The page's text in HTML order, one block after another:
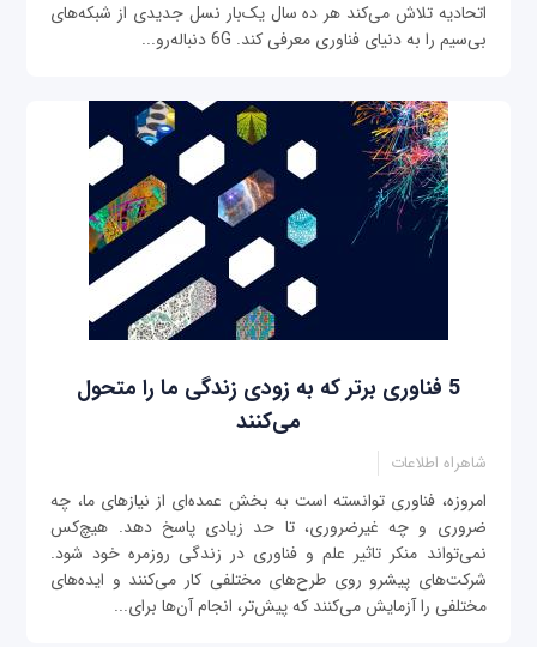
اتحادیه تلاش می‌کند هر ده سال یک‌بار نسل جدیدی از شبکه‌های
بی‌سیم را به دنیای فناوری معرفی کند. 6G دنباله‌رو...
5 فناوری برتر که به زودی زندگی ما را متحول
می‌کنند
شاهراه اطلاعات
امروزه، فناوری‌ توانسته است به بخش عمده‌ای از نیازهای ما، چه
ضروری و چه غیرضروری، تا حد زیادی پاسخ دهد. هیچ‌کس
نمی‌تواند منکر تاثیر علم و فناوری در زندگی روزمره خود شود.
شرکت‌های پیشرو روی طرح‌های مختلفی کار می‌کنند و ایده‌های
مختلفی را آزمایش می‌کنند که پیش‌تر، انجام آن‌ها برای...